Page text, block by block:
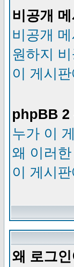
비공개 메
비공개
원하지
이 게시
phpBB 2
누가 이
왜 이러
이 게시
왜 로그